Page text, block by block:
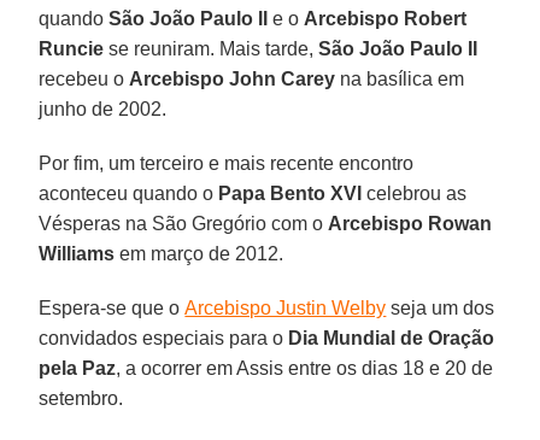
quandoSão João Paulo II e o Arcebispo Robert
Runcie se reuniram. Mais tarde,São João Paulo II
recebeu o Arcebispo John Carey na basílica em
junho de 2002.
Por fim, um terceiro e mais recente encontro
aconteceu quando o Papa Bento XVI celebrou as
Vésperas na São Gregório com o Arcebispo Rowan
Williams em março de 2012.
Espera-se que oArcebispo Justin Welby seja um dos
convidados especiais para o Dia Mundial de Oração
pela Paz, a ocorrer em Assis entre os dias 18 e 20 de
setembro.